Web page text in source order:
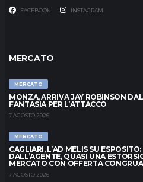
FACEBOOK INSTAGRAM
MERCATO
MERCATO
MONZA, ARRIVA JAY ROBINSON
FANTASIA PER L’ATTACCO
7 AGOSTO 2026
MERCATO
CAGLIARI, L’AD MELIS SU
DALL’AGENTE, QUASI UNA
MERCATO CON OFFERTA
7 AGOSTO 2026